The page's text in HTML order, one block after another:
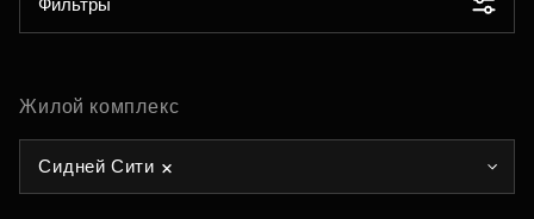
Фильтры
Жилой комплекс
Сидней Сити